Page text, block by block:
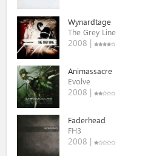
Wynardtage
The Grey Line
2008 |
Animassacre
Evolve
2008 |
Faderhead
FH3
2008 |